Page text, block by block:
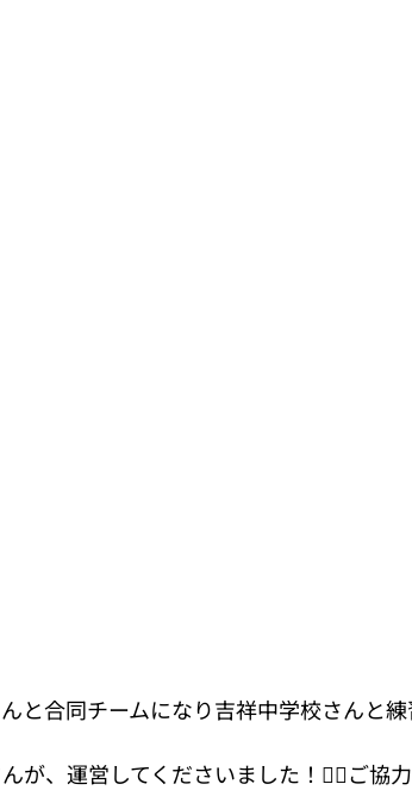
と合同チームになり吉祥中学校さんと
が、運営してくださいました！🙇‍♀️ご協